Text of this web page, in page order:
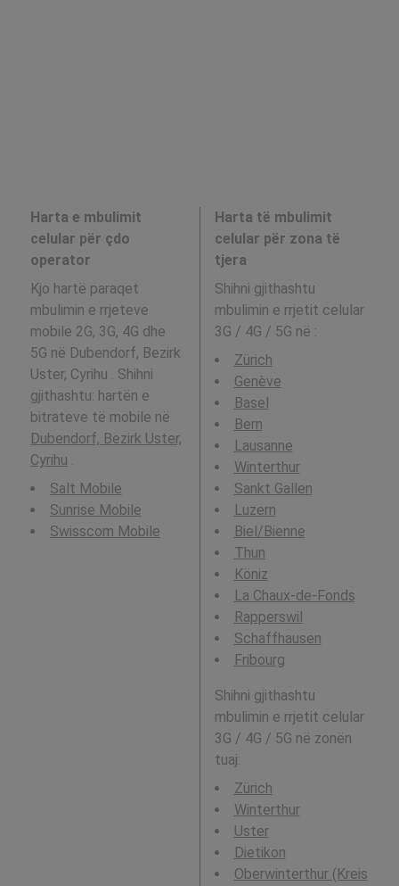
Harta e mbulimit
celular për çdo
operator
Kjo hartë paraqet
mbulimin e rrjeteve
mobile 2G, 3G, 4G dhe
5G në Dubendorf, Bezirk
Uster, Cyrihu . Shihni
gjithashtu: hartën e
bitrateve të mobile në
Dubendorf, Bezirk Uster,
Cyrihu
Salt Mobile
Sunrise Mobile
Swisscom Mobile
Harta të mbulimit
celular për zona të
tjera
Shihni gjithashtu
mbulimin e rrjetit celular
3G / 4G / 5G në :
Zürich
Genève
Basel
Bern
Lausanne
Winterthur
Sankt Gallen
Luzern
Biel/Bienne
Thun
Köniz
La Chaux-de-Fonds
Rapperswil
Schaffhausen
Fribourg
Shihni gjithashtu
mbulimin e rrjetit celular
3G / 4G / 5G në zonën
tuaj:
Zürich
Winterthur
Uster
Dietikon
Oberwinterthur (Kreis